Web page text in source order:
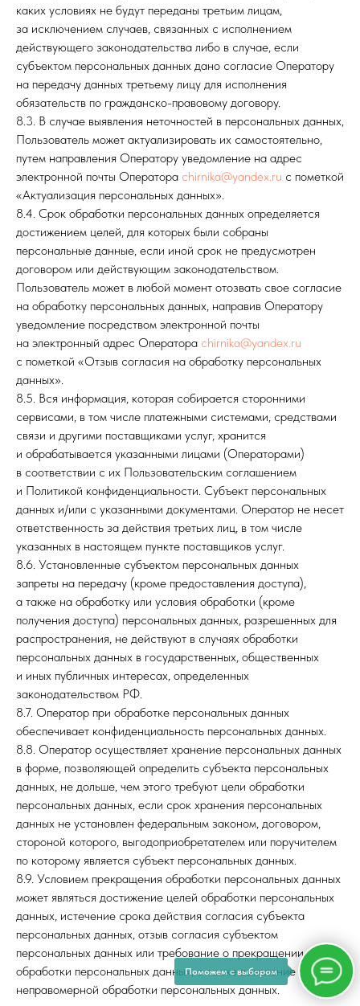
каких условиях не будут переданы третьим лицам,
за исключением случаев, связанных с исполнением
действующего законодательства либо в случае, если
субъектом персональных данных дано согласие Оператору
на передачу данных третьему лицу для исполнения
обязательств по гражданско-правовому договору.
8.3. В случае выявления неточностей в персональных данных,
Пользователь может актуализировать их самостоятельно,
путем направления Оператору уведомление на адрес
электронной почты Оператора chirnika@yandex.ru с пометкой
«Актуализация персональных данных».
8.4. Срок обработки персональных данных определяется
достижением целей, для которых были собраны
персональные данные, если иной срок не предусмотрен
договором или действующим законодательством.
Пользователь может в любой момент отозвать свое согласие
на обработку персональных данных, направив Оператору
уведомление посредством электронной почты
на электронный адрес Оператора chirnika@yandex.ru
с пометкой «Отзыв согласия на обработку персональных
данных».
8.5. Вся информация, которая собирается сторонними
сервисами, в том числе платежными системами, средствами
связи и другими поставщиками услуг, хранится
и обрабатывается указанными лицами (Операторами)
в соответствии с их Пользовательским соглашением
и Политикой конфиденциальности. Субъект персональных
данных и/или с указанными документами. Оператор не несет
ответственность за действия третьих лиц, в том числе
указанных в настоящем пункте поставщиков услуг.
8.6. Установленные субъектом персональных данных
запреты на передачу (кроме предоставления доступа),
а также на обработку или условия обработки (кроме
получения доступа) персональных данных, разрешенных для
распространения, не действуют в случаях обработки
персональных данных в государственных, общественных
и иных публичных интересах, определенных
законодательством РФ.
8.7. Оператор при обработке персональных данных
обеспечивает конфиденциальность персональных данных.
8.8. Оператор осуществляет хранение персональных данных
в форме, позволяющей определить субъекта персональных
данных, не дольше, чем этого требуют цели обработки
персональных данных, если срок хранения персональных
данных не установлен федеральным законом, договором,
стороной которого, выгодоприобретателем или поручителем
по которому является субъект персональных данных.
8.9. Условием прекращения обработки персональных данных
может являться достижение целей обработки персональных
данных, истечение срока действия согласия субъекта
персональных данных, отзыв согласия субъектом
персональных данных или требование о прекращении
обработки персональных данных, а также выявление
неправомерной обработки персональных данных.
Поможем с выбором